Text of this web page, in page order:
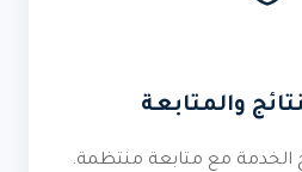
والمتابعة
الخدمة مع متابعة منتظمة.